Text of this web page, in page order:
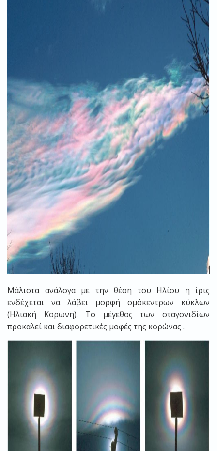
Μάλιστα ανάλογα με την θέση του Ηλίου η ίρις
ενδέχεται να λάβει μορφή ομόκεντρων κύκλων
(Ηλιακή Κορώνη). Το μέγεθος των σταγονιδίων
προκαλεί και διαφορετικές μοφές της κορώνας .